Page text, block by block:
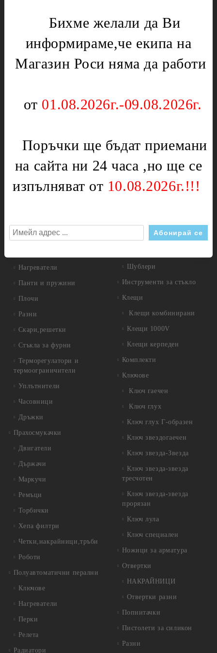
Отоплителни печки
Терморегулатори
Печки,фурни и плотове
фурни,перки
Ключове
Нагреватели
Панти и пружини
Плочи
Разни
Скари,решетки
Стъкла за фурни
Терморегулатори и
термоограничители
Уплътнители
Часовници
Дръжки
Прахосмукачки
Двигатели
Държачи
Маркучи
Ремъци
Торбички
Хепа филтри
Четки,накрайници,тръби
Роботи
Полуавтоматични перални
Ключове
Нагреватели
Перки
Релета
Радиатори
Мембрани
Електрически уреди
Котлони
Уреди за кухнята
Инструменти
Бояджиски пистолети
Дискове за метал
Шублери
Инструменти за стъкло
Клещи
Клещи комбинирани
Клещи 1000V
Клещи керпеден
Комплекти
Ключове
Ключ гаечен
Ключ глух
Ключ глух Г-образен
Ключ звездогаечен
Ключ звезда-Звезда
Ключ звезда-звезда
тресчотен
Ключ звезда-звезда
прорязан
Ключ лула
Ключ специален
Ножици за арматура
Отвертки
НАКРАЙНИЦИ
Отвертки разни
Попнитачки
Пистолети за силикон
Разни
Бихме желали да Ви
информираме,че екипа на
Магазин Роси няма да работи
от 01.08.2026г.-09.08.2026г.
Поръчки ще бъдат приемани
на сайта ни 24 часа ,но ще се
изпълняват от 10.08.2026г.!!!